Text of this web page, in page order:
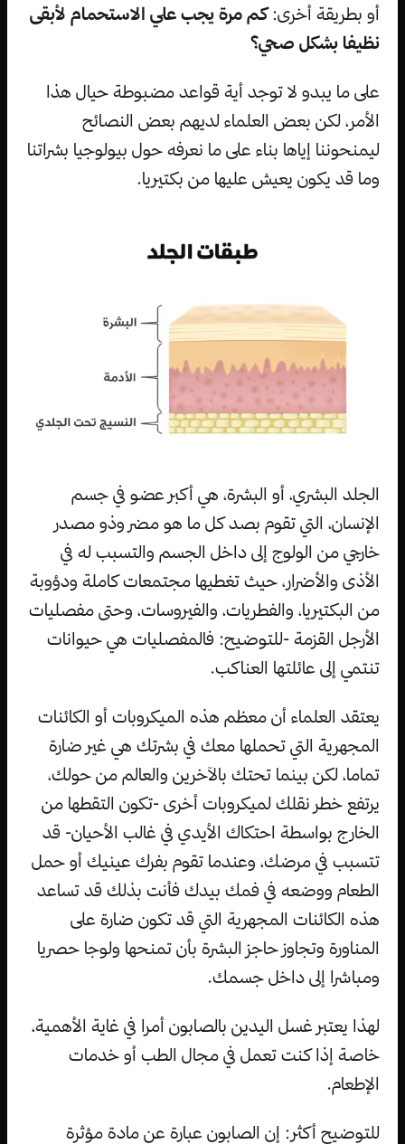
أو بطريقة أخرى:كم مرة يجب علي الاستحمام لأبقى
نظيفا بشكل صحي؟
على ما يبدو لا توجد أية قواعد مضبوطة حيال هذا
الأمر، لكن بعض العلماء لديهم بعض النصائح
ليمنحوننا إياها بناء على ما نعرفه حول بيولوجيا بشراتنا
وما قد يكون يعيش عليها من بكتيريا.
الجلد البشري، أو البشرة، هي أكبر عضو في جسم
الإنسان، التي تقوم بصد كل ما هو مضر وذو مصدر
خارجي من الولوج إلى داخل الجسم والتسبب له في
الأذى والأضرار، حيث تغطيها مجتمعات كاملة ودؤوبة
من البكتيريا، والفطريات، والفيروسات، وحتى مفصليات
الأرجل القزمة -للتوضيح: فالمفصليات هي حيوانات
تنتمي إلى عائلتها العناكب.
يعتقد العلماء أن معظم هذه الميكروبات أو الكائنات
المجهرية التي تحملها معك في بشرتك هي غير ضارة
تماما، لكن بينما تحتك بالآخرين والعالم من حولك،
يرتفع خطر نقلك لميكروبات أخرى -تكون التقطها من
الخارج بواسطة احتكاك الأيدي في غالب الأحيان- قد
تتسبب في مرضك، وعندما تقوم بفرك عينيك أو حمل
الطعام ووضعه في فمك بيدك فأنت بذلك قد تساعد
هذه الكائنات المجهرية التي قد تكون ضارة على
المناورة وتجاوز حاجز البشرة بأن تمنحها ولوجا حصريا
ومباشرا إلى داخل جسمك.
لهذا يعتبر غسل اليدين بالصابون أمرا في غاية الأهمية،
خاصة إذا كنت تعمل في مجال الطب أو خدمات
الإطعام.
للتوضيح أكثر: إن الصابون عبارة عن مادة مؤثرة